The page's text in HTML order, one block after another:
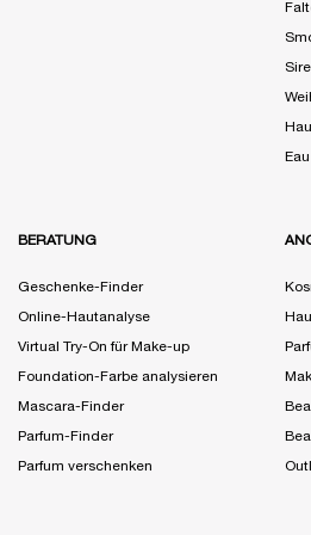
BERATUNG
Geschenke-Finder
Online-Hautanalyse
Virtual Try-On für Make-up
Foundation-Farbe analysieren
Mascara-Finder
Parfum-Finder
Parfum verschenken